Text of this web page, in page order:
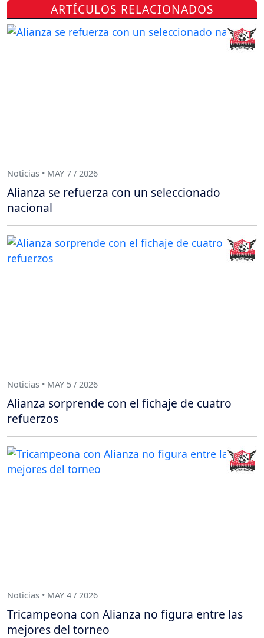
ARTÍCULOS RELACIONADOS
Noticias • MAY 7 / 2026
Alianza se refuerza con un seleccionado
nacional
Noticias • MAY 5 / 2026
Alianza sorprende con el fichaje de cuatro
refuerzos
Noticias • MAY 4 / 2026
Tricampeona con Alianza no figura entre las
mejores del torneo